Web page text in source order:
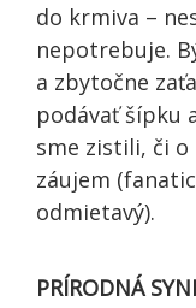
do krmiva –
nepotrebuje.
a zbytočne
podávať šípku
sme zistili, či o
záujem
odmietavý).
PRÍRODNÁ